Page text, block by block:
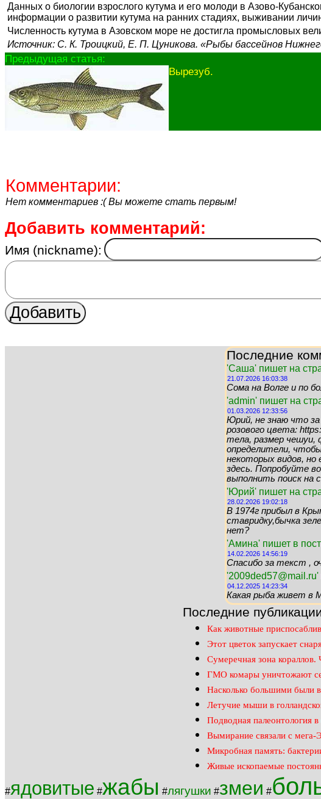
Данных о биологии взрослого кутума и его молоди в Азово-
информации о развитии кутума на ранних стадиях, выживании
Численность кутума в Азовском море не достигла промысловых
Источник: С. К. Троицкий, Е. П. Цуникова. «Рыбы бассейнов
Предыдущая статья:
Вырезуб.
Комментарии:
Нет комментариев :( Вы можете стать первым!
Добавить комментарий:
Имя (nickname):
Последние
'Саша' пишет на
21.07.2026 16:03:38
Сома на Волге и по
'admin' пишет на
01.03.2026 12:33:56
Юрий, не знаю что за
розового цвета:
тела, размер
определители,
некоторых видов, но
здесь. Попробуйте
выполнить поиск на
'Юрий' пишет на
28.02.2026 19:02:18
В 1974г прибыл в
ставридку,бычка
нет?
'Амина' пишет в
14.02.2026 14:56:19
Спасибо за текст ,
04.12.2025 14:23:34
Какая рыба живет в
Последние
Как животные
Этот цветок запускает
Сумеречная зона кораллов.
ГМО комары уничтожают
Насколько большими были
Летучие мыши в
Подводная палеонтология
Вымирание связали с мега-
Микробная память:
Живые ископаемые
#ядовитые #жабы #лягушки #змеи #